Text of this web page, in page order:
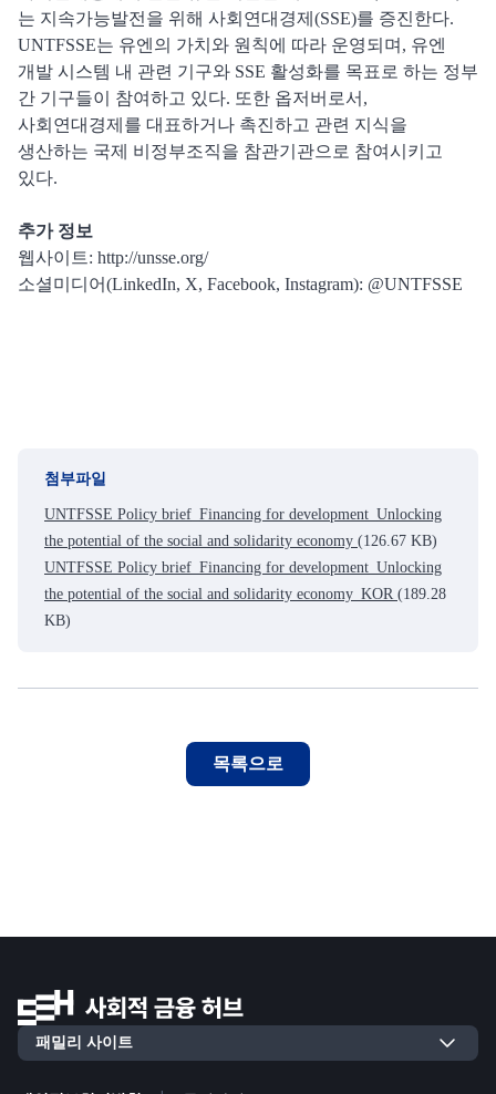
는 지속가능발전을 위해 사회연대경제(SSE)를 증진한다.
UNTFSSE는 유엔의 가치와 원칙에 따라 운영되며, 유엔
개발 시스템 내 관련 기구와 SSE 활성화를 목표로 하는 정부
간 기구들이 참여하고 있다. 또한 옵저버로서,
사회연대경제를 대표하거나 촉진하고 관련 지식을
생산하는 국제 비정부조직을 참관기관으로 참여시키고
있다.
추가 정보
웹사이트: http://unsse.org/
소셜미디어(LinkedIn, X, Facebook, Instagram): @UNTFSSE
첨부파일
UNTFSSE Policy brief_Financing for development_Unlocking
the potential of the social and solidarity economy (126.67 KB)
UNTFSSE Policy brief_Financing for development_Unlocking
the potential of the social and solidarity economy_KOR (189.28
KB)
목록으로